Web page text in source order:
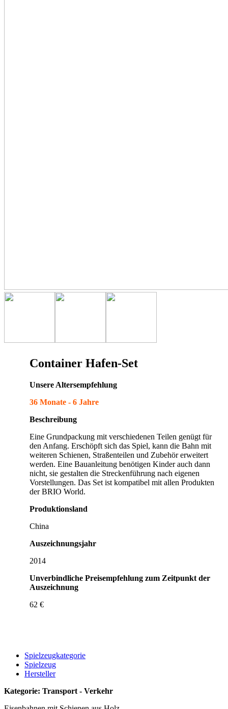
Container Hafen-Set
Unsere Altersempfehlung
36 Monate - 6 Jahre
Beschreibung
Eine Grundpackung mit verschiedenen Teilen genügt für
den Anfang. Erschöpft sich das Spiel, kann die Bahn mit
weiteren Schienen, Straßenteilen und Zubehör erweitert
werden. Eine Bauanleitung benötigen Kinder auch dann
nicht, sie gestalten die Streckenführung nach eigenen
Vorstellungen. Das Set ist kompatibel mit allen Produkten
der BRIO World.
Produktionsland
China
Auszeichnungsjahr
2014
Unverbindliche Preisempfehlung zum Zeitpunkt der
Auszeichnung
62 €
Spielzeugkategorie
Spielzeug
Hersteller
Kategorie: Transport - Verkehr